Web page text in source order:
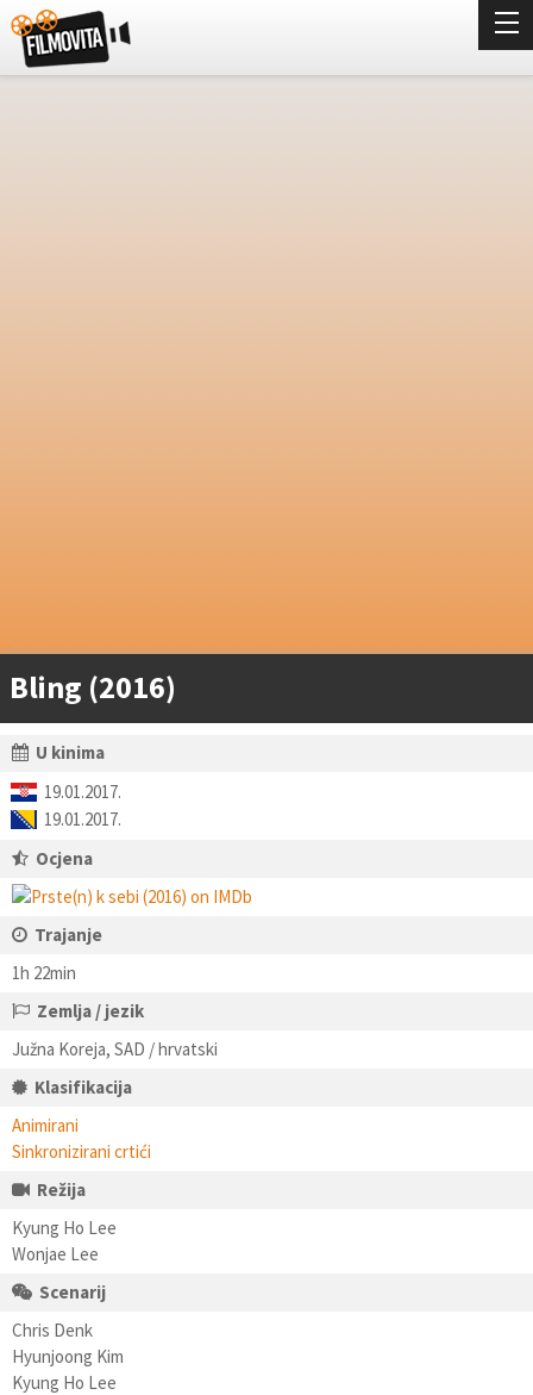
Bling (2016)
U kinima
19.01.2017.
19.01.2017.
Ocjena
Trajanje
1h 22min
Zemlja / jezik
Južna Koreja, SAD / hrvatski
Klasifikacija
Animirani
Sinkronizirani crtići
Režija
Kyung Ho Lee
Wonjae Lee
Scenarij
Chris Denk
Hyunjoong Kim
Kyung Ho Lee